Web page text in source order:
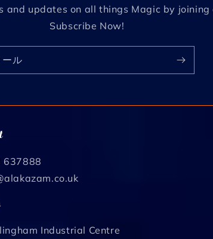
and updates on all things Magic by
Subscribe Now!
ール
637888
Industrial Centre